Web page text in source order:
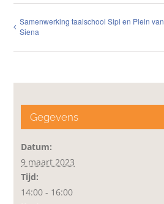
Samenwerking taalschool Sipi en Plein van
Siena
Gegevens
Datum:
9 maart 2023
Tijd:
14:00 - 16:00